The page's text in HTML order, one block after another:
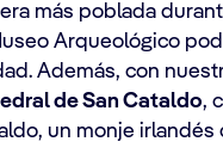
más poblada
Arqueológico
Además, con
de San Cataldo,
un monje irlandés